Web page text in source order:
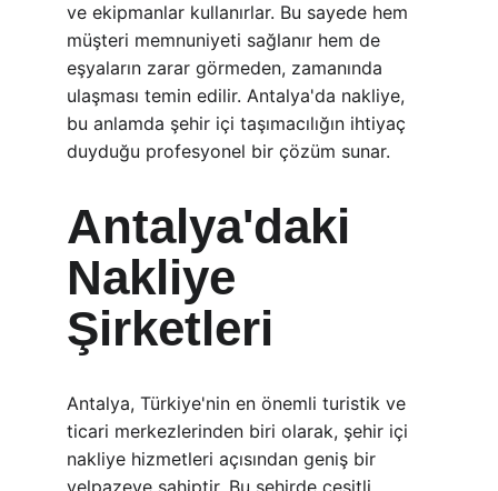
ve ekipmanlar kullanırlar. Bu sayede hem
müşteri memnuniyeti sağlanır hem de
eşyaların zarar görmeden, zamanında
ulaşması temin edilir. Antalya'da nakliye,
bu anlamda şehir içi taşımacılığın ihtiyaç
duyduğu profesyonel bir çözüm sunar.
Antalya'daki
Nakliye
Şirketleri
Antalya, Türkiye'nin en önemli turistik ve
ticari merkezlerinden biri olarak, şehir içi
nakliye hizmetleri açısından geniş bir
yelpazeye sahiptir. Bu şehirde çeşitli